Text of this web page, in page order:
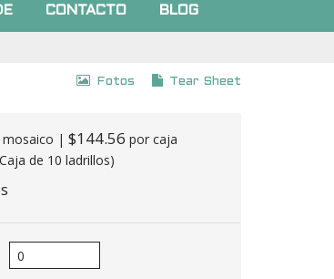
CONTACTO BLOG
Fotos Tear Sheet
| $144.56 por caja
de 10 ladrillos)